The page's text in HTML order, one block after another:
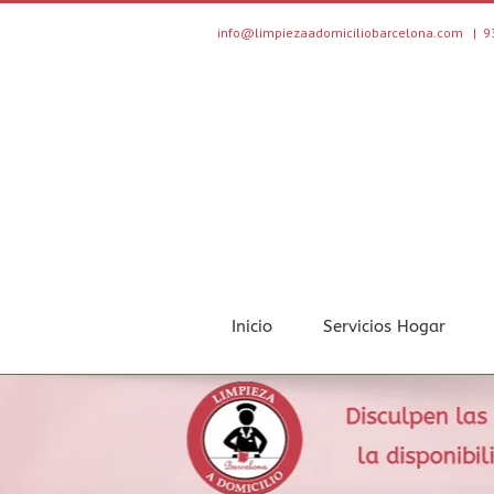
Saltar
info@limpiezaadomiciliobarcelona.com |
Inicio Servicios Hogar